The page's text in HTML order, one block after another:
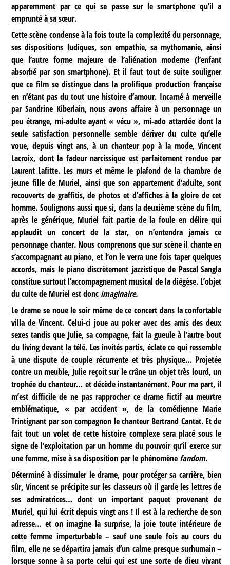
apparemment par ce qui se passe sur le smartphone qu’il a
emprunté à sa sœur.
Cette scène condense à la fois toute la complexité du personnage,
ses dispositions ludiques, son empathie, sa mythomanie, ainsi
que l’autre forme majeure de l’aliénation moderne (l’enfant
absorbé par son smartphone). Et il faut tout de suite souligner
que ce film se distingue dans la prolifique production française
en n’étant pas du tout une histoire d’amour. Incarné à merveille
par Sandrine Kiberlain, nous avons affaire à un personnage un
peu étrange, mi-adulte ayant « vécu », mi-ado attardée dont la
seule satisfaction personnelle semble dériver du culte qu’elle
voue, depuis vingt ans, à un chanteur pop à la mode, Vincent
Lacroix, dont la fadeur narcissique est parfaitement rendue par
Laurent Lafitte. Les murs et même le plafond de la chambre de
jeune fille de Muriel, ainsi que son appartement d’adulte, sont
recouverts de graffitis, de photos et d’affiches à la gloire de cet
homme. Soulignons aussi que si, dans la deuxième scène du film,
après le générique, Muriel fait partie de la foule en délire qui
applaudit un concert de la star, on n’entendra jamais ce
personnage chanter. Nous comprenons que sur scène il chante en
s’accompagnant au piano, et l’on le verra une fois taper quelques
accords, mais le piano discrètement jazzistique de Pascal Sangla
constitue surtout l’accompagnement musical de la diégèse. L’objet
du culte de Muriel est donc imaginaire.
Le drame se noue le soir même de ce concert dans la confortable
villa de Vincent. Celui-ci joue au poker avec des amis des deux
sexes tandis que Julie, sa compagne, fait la gueule à l’autre bout
du living devant la télé. Les invités partis, éclate ce qui ressemble
à une dispute de couple récurrente et très physique… Projetée
contre un meuble, Julie reçoit sur le crâne un objet très lourd, un
trophée du chanteur… et décède instantanément. Pour ma part, il
m’est difficile de ne pas rapprocher ce drame fictif au meurtre
emblématique, « par accident », de la comédienne Marie
Trintignant par son compagnon le chanteur Bertrand Cantat. Et de
fait tout un volet de cette histoire complexe sera placé sous le
signe de l’exploitation par un homme du pouvoir qu’il exerce sur
une femme, mise à sa disposition par le phénomène fandom.
Déterminé à dissimuler le drame, pour protéger sa carrière, bien
sûr, Vincent se précipite sur les classeurs où il garde les lettres de
ses admiratrices… dont un important paquet provenant de
Muriel, qui lui écrit depuis vingt ans ! Il est à la recherche de son
adresse… et on imagine la surprise, la joie toute intérieure de
cette femme imperturbable – sauf une seule fois au cours du
film, elle ne se départira jamais d’un calme presque surhumain –
lorsque sonne à sa porte celui qui est une sorte de dieu vivant